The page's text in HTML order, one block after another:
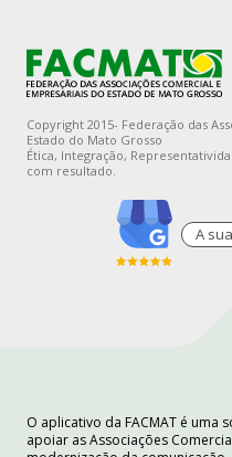
Copyright 2015- Federação das
Estado do Mato Grosso
Ética, Integração,
com resultado.
A
O aplicativo da FACMAT é uma
apoiar as Associações